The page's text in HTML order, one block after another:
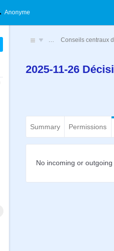
Anonyme
… Conseils centraux
2025-11-26
Summary Permissions
No incoming or